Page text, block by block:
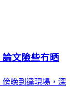
文險些冇晒
晚到達現場，深